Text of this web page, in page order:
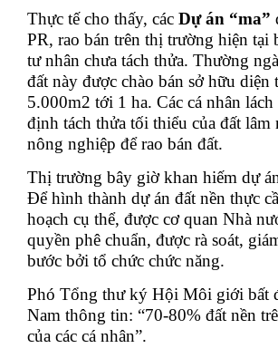
Thực tế cho thấy, các Dự án “ma”
PR, rao bán trên thị trường hiện tại
tư nhân chưa tách thửa. Thường
đất này được chào bán sở hữu diện
5.000m2 tới 1 ha. Các cá nhân
định tách thửa tối thiểu của đất lâm
nông nghiệp để rao bán đất.
Thị trường bây giờ khan hiếm dự
Để hình thành dự án đất nền thực
hoạch cụ thể, được cơ quan Nhà
quyền phê chuẩn, được rà soát,
bước bởi tổ chức chức năng.
Phó Tổng thư ký Hội Môi giới bất
Nam thông tin: “70-80% đất nền
của các cá nhân”.